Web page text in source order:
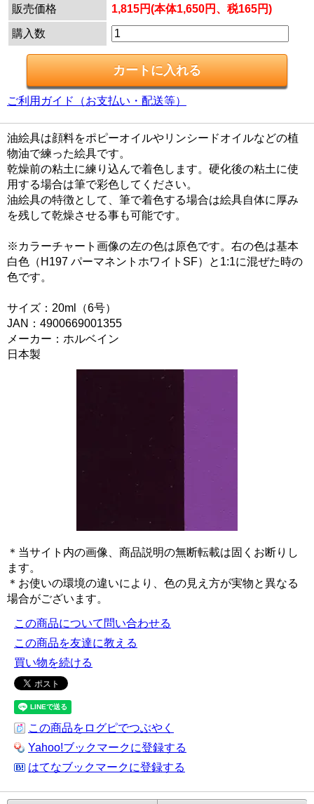
販売価格
1,815円(本体1,650円、税165円)
購入数
ご利用ガイド（お支払い・配送等）
油絵具は顔料をポピーオイルやリンシードオイルなどの植
物油で練った絵具です。
乾燥前の粘土に練り込んで着色します。硬化後の粘土に使
用する場合は筆で彩色してください。
油絵具の特徴として、筆で着色する場合は絵具自体に厚み
を残して乾燥させる事も可能です。
※カラーチャート画像の左の色は原色です。右の色は基本
白色（H197 パーマネントホワイトSF）と1:1に混ぜた時の
色です。
サイズ：20ml（6号）
JAN：4900669001355
メーカー：ホルベイン
日本製
＊当サイト内の画像、商品説明の無断転載は固くお断りし
ます。
＊お使いの環境の違いにより、色の見え方が実物と異なる
場合がございます。
この商品について問い合わせる
この商品を友達に教える
買い物を続ける
この商品をログピでつぶやく
Yahoo!ブックマークに登録する
はてなブックマークに登録する